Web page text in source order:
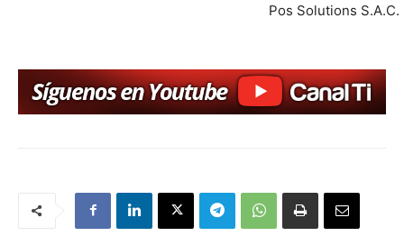
Pos Solutions S.A.C.